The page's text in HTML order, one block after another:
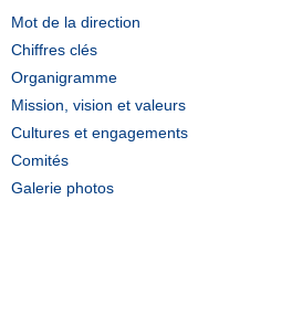
Mot de la direction
Chiffres clés
Organigramme
Mission, vision et valeurs
Cultures et engagements
Comités
Galerie photos